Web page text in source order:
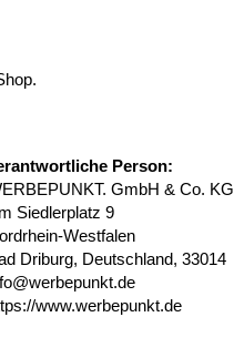
Person:
GmbH & Co. KG
Siedlerplatz 9
Westfalen
Driburg, Deutschland, 33014
www.werbepunkt.de